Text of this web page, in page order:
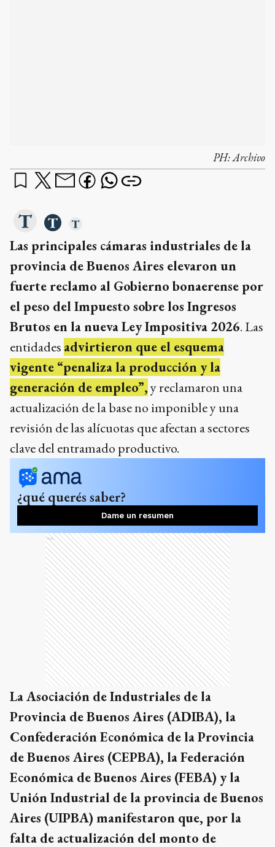
Las principales cámaras industriales de la
provincia de Buenos Aires elevaron un
el peso del Impuesto sobre los Ingresos
Brutos en la nueva Ley Impositiva 2026 . Las
entidadesadvirtieron que el esquema
vigente “penaliza la producción y la
generación de empleo”,y reclamaron una
actualización de la base no imponible y una
revisión de las alícuotas que afectan a sectores
clave del entramado productivo.
¿qué querés saber?
Dame un resumen
Ads
La Asociación de Industriales de la
Provincia de Buenos Aires (ADIBA), la
Confederación Económica de la Provincia
de Buenos Aires (CEPBA), la Federación
Económica de Buenos Aires (FEBA) y la
Unión Industrial de la provincia de Buenos
Aires (UIPBA) manifestaron que, por la
falta de actualización del monto de
facturación durante los últimos dos años,
muchas pymes quedaron alcanzadas por un
tributo que antes no les correspondía.“Se
trata de empresas que no aumentaron sus